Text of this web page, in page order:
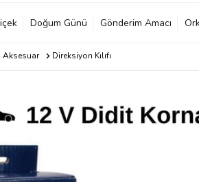
Doğum Günü Gönderim Amacı
Aksesuar Direksiyon Kılıfı